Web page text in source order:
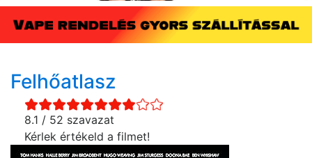
Felhőatlasz
8.1 / 52 szavazat
Kérlek értékeld a filmet!